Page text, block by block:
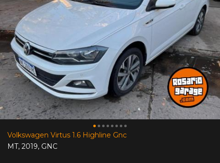
Volkswagen Virtus 1.6 Highline Gnc
MT, 2019, GNC